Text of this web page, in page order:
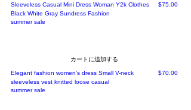
Sleeveless Casual Mini Dress Woman Y2k Clothes
Black White Gray Sundress Fashion
価格
$75.00
summer sale
カートに追加する
Elegant fashion women's dress Small V-neck
sleeveless vest knitted loose casual
価格
$70.00
summer sale